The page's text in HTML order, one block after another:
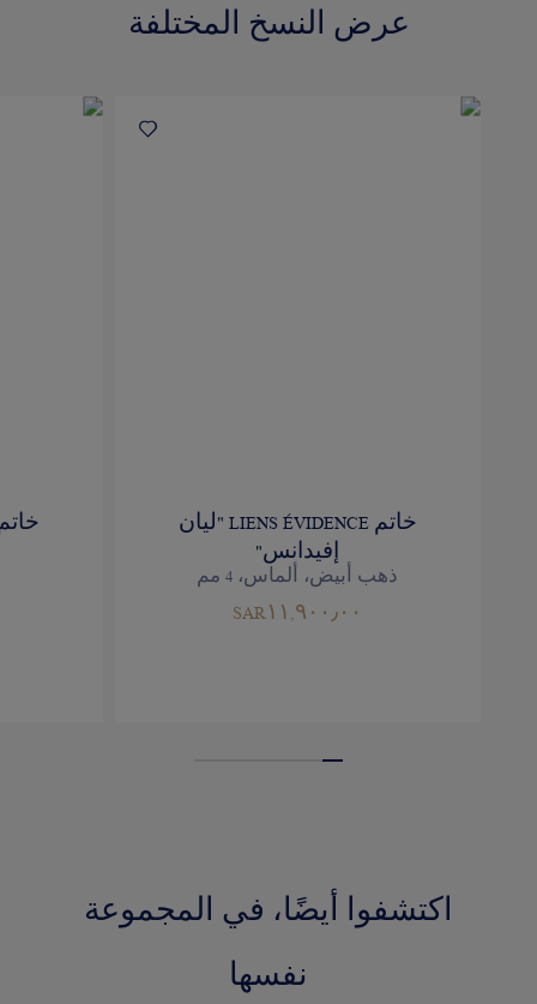
عرض النسخ المختلفة
خاتم LIENS ÉVIDENCE "ليان
إفيدانس"
ذهب أبيض، ألماس، 4 مم
SAR١١,٩٠٠٫٠٠
اكتشفوا أيضًا، في المجموعة
نفسها